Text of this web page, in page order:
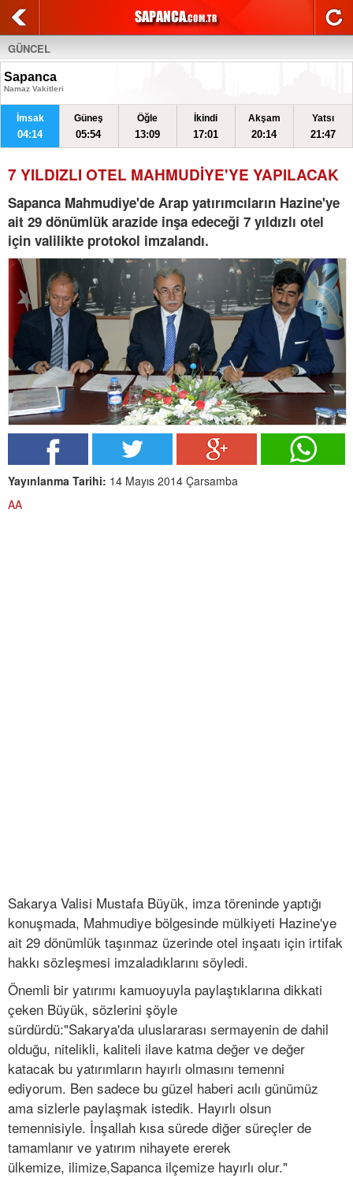
GÜNCEL
Sapanca
Namaz Vakitleri
İmsak
04:14
Güneş
05:54
Öğle
13:09
İkindi
17:01
Akşam
20:14
Yatsı
21:47
7 YILDIZLI OTEL MAHMUDİYE'YE YAPILACAK
Sapanca Mahmudiye'de Arap yatırımcıların Hazine'ye
ait 29 dönümlük arazide inşa edeceği 7 yıldızlı otel
için valilikte protokol imzalandı.
Yayınlanma Tarihi: 14 Mayıs 2014 Çarsamba
AA
Sakarya Valisi Mustafa Büyük, imza töreninde yaptığı
konuşmada, Mahmudiye bölgesinde mülkiyeti Hazine'ye
ait 29 dönümlük taşınmaz üzerinde otel inşaatı için irtifak
hakkı sözleşmesi imzaladıklarını söyledi.
Önemli bir yatırımı kamuoyuyla paylaştıklarına dikkati
çeken Büyük, sözlerini şöyle
sürdürdü:"Sakarya'da uluslararası sermayenin de dahil
olduğu, nitelikli, kaliteli ilave katma değer ve değer
katacak bu yatırımların hayırlı olmasını temenni
ediyorum. Ben sadece bu güzel haberi acılı günümüz
ama sizlerle paylaşmak istedik. Hayırlı olsun
temennisiyle. İnşallah kısa sürede diğer süreçler de
tamamlanır ve yatırım nihayete ererek
ülkemize, ilimize,Sapanca ilçemize hayırlı olur."